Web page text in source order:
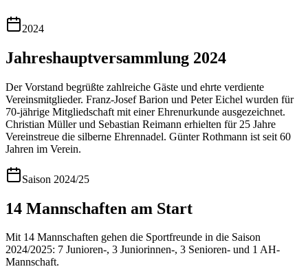
2024
Jahreshauptversammlung 2024
Der Vorstand begrüßte zahlreiche Gäste und ehrte verdiente
Vereinsmitglieder. Franz-Josef Barion und Peter Eichel wurden für
70-jährige Mitgliedschaft mit einer Ehrenurkunde ausgezeichnet.
Christian Müller und Sebastian Reimann erhielten für 25 Jahre
Vereinstreue die silberne Ehrennadel. Günter Rothmann ist seit 60
Jahren im Verein.
Saison 2024/25
14 Mannschaften am Start
Mit 14 Mannschaften gehen die Sportfreunde in die Saison
2024/2025: 7 Junioren-, 3 Juniorinnen-, 3 Senioren- und 1 AH-
Mannschaft.